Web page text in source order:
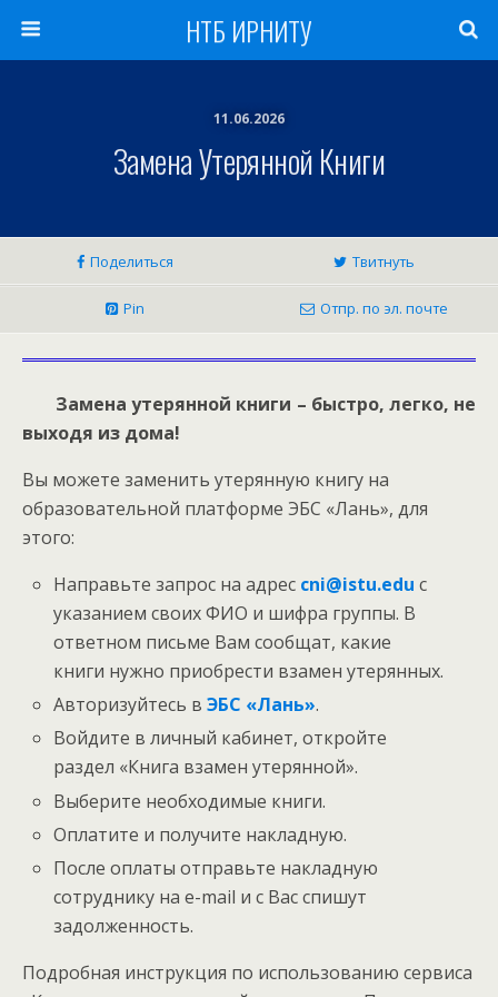
НТБ ИРНИТУ
11.06.2026
Замена Утерянной Книги
Поделиться Твитнуть
Pin Отпр. по эл. почте
Замена утерянной книги – быстро, легко, не
выходя из дома!
Вы можете заменить утерянную книгу на
образовательной платформе ЭБС «Лань», для
этого:
Направьте запрос на адрес cni@istu.edu с
указанием своих ФИО и шифра группы. В
ответном письме Вам сообщат, какие
книги нужно приобрести взамен утерянных.
Авторизуйтесь вЭБС «Лань».
Войдите в личный кабинет, откройте
раздел «Книга взамен утерянной».
Выберите необходимые книги.
Оплатите и получите накладную.
После оплаты отправьте накладную
сотруднику на e-mail и с Вас спишут
задолженность.
Подробная инструкция по использованию сервиса